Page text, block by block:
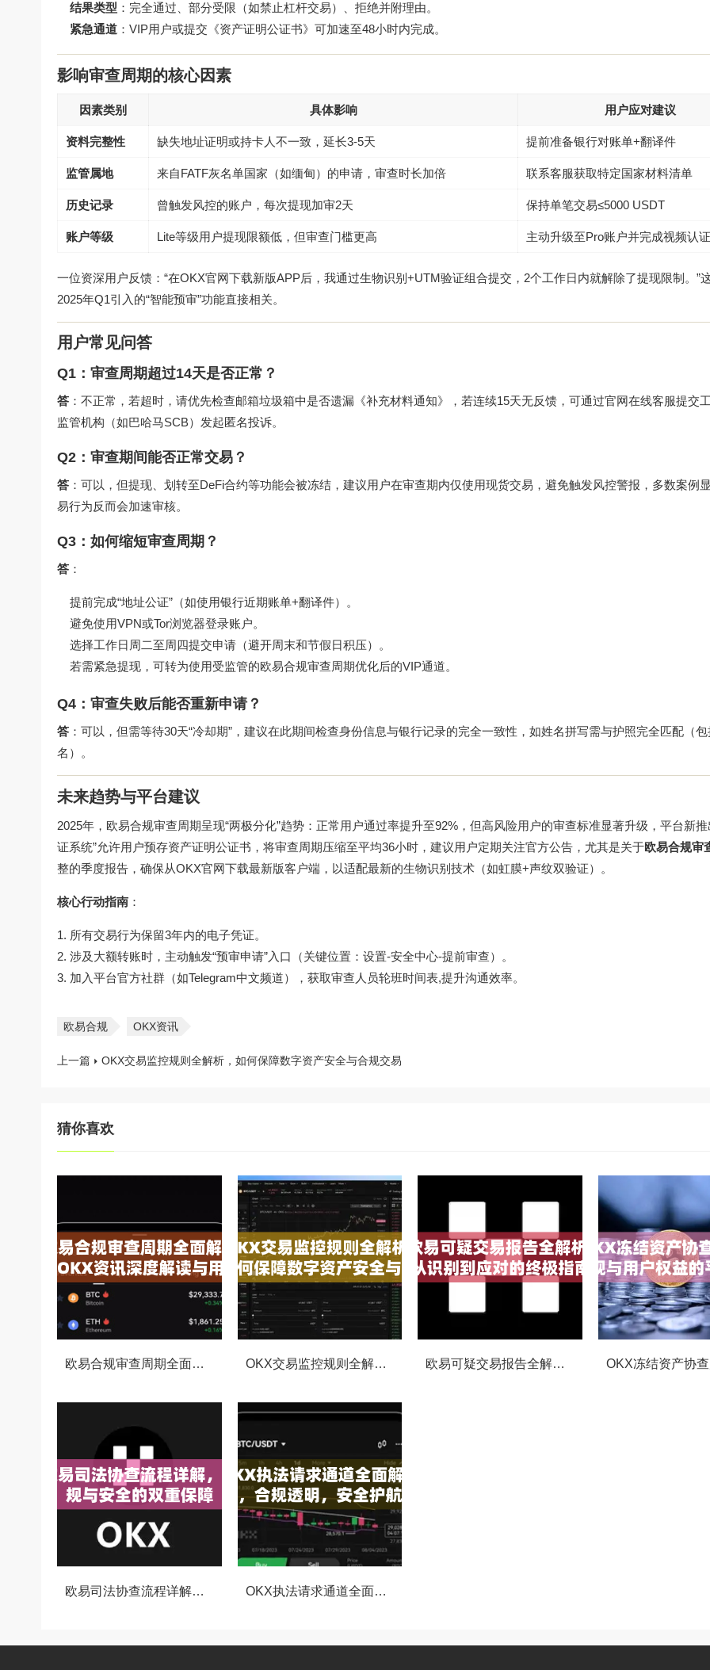
结果类型 ：完全通过、部分受限（如禁止杠杆交易）、拒绝并附理由。
紧急通道 ：VIP用户或提交《资产证明公证书》可加速至48小时内完成。
影响审查周期的核心因素
因素类别 具体影响 用户应对建议
资料完整性 缺失地址证明或持卡人不一致，延长3-5天 提前准备银行对账单+翻译件
监管属地 来自FATF灰名单国家（如缅甸）的申请，审查时长加倍 联系客服获取特定国家材料清单
历史记录 曾触发风控的账户，每次提现加审2天 保持单笔交易≤5000 USDT
账户等级 Lite等级用户提现限额低，但审查门槛更高 主动升级至Pro账户并完成视频认证
一位资深用户反馈：“在OKX官网下载新版APP后，我通过生物识别+UTM验证组合提交，2个工作日内就解除了提现限制。”
2025年Q1引入的“智能预审”功能直接相关。
用户常见问答
Q1：审查周期超过14天是否正常？
答 ：不正常，若超时，请优先检查邮箱垃圾箱中是否遗漏《补充材料通知》，若连续15天无反馈，可通过官网在线客服提交
监管机构（如巴哈马SCB）发起匿名投诉。
Q2：审查期间能否正常交易？
答 ：可以，但提现、划转至DeFi合约等功能会被冻结，建议用户在审查期内仅使用现货交易，避免触发风控警报，多数案例
易行为反而会加速审核。
Q3：如何缩短审查周期？
答 ：
提前完成“地址公证”（如使用银行近期账单+翻译件）。
避免使用VPN或Tor浏览器登录账户。
选择工作日周二至周四提交申请（避开周末和节假日积压）。
若需紧急提现，可转为使用受监管的欧易合规审查周期优化后的VIP通道。
Q4：审查失败后能否重新申请？
答 ：可以，但需等待30天“冷却期”，建议在此期间检查身份信息与银行记录的完全一致性，如姓名拼写需与护照完全匹配（
名）。
未来趋势与平台建议
2025年，欧易合规审查周期呈现“两极分化”趋势：正常用户通过率提升至92%，但高风险用户的审查标准显著升级，平台新推
证系统”允许用户预存资产证明公证书，将审查周期压缩至平均36小时，建议用户定期关注官方公告，尤其是关于欧易合规审
整的季度报告，确保从OKX官网下载最新版客户端，以适配最新的生物识别技术（如虹膜+声纹双验证）。
核心行动指南 ：
所有交易行为保留3年内的电子凭证。
涉及大额转账时，主动触发“预审申请”入口（关键位置：设置-安全中心-提前审查）。
加入平台官方社群（如Telegram中文频道），获取审查人员轮班时间表,提升沟通效率。
欧易合规 OKX资讯
上一篇 OKX交易监控规则全解析，如何保障数字资产安全与合规交易
猜你喜欢
欧易合规审查周期全面解析，OKX资讯深度解读与用户答疑 OKX交易监控规则全解析，如何保障数字资产安全与合规交易 欧易可疑交易报告全解析，从识别到应对的终极指南
欧易司法协查流程详解，合规与安全的双重保障 OKX执法请求通道全面解读，合规透明，安全护航